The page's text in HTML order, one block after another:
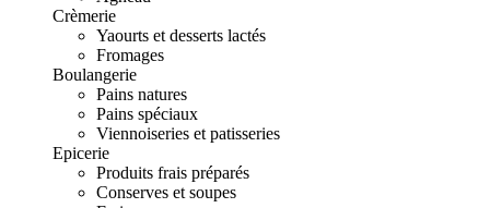
Crèmerie
Yaourts et desserts lactés
Fromages
Boulangerie
Pains natures
Pains spéciaux
Viennoiseries et patisseries
Epicerie
Produits frais préparés
Conserves et soupes